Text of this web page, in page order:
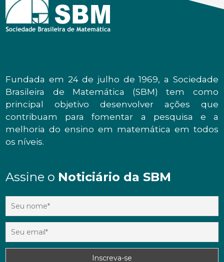
Fundada em 24 de julho de 1969, a Sociedade
Brasileira de Matemática (SBM) tem como
principal objetivo desenvolver ações que
contribuam para fomentar a pesquisa e a
melhoria do ensino em matemática em todos
os níveis.
Assine o Noticiário da SBM